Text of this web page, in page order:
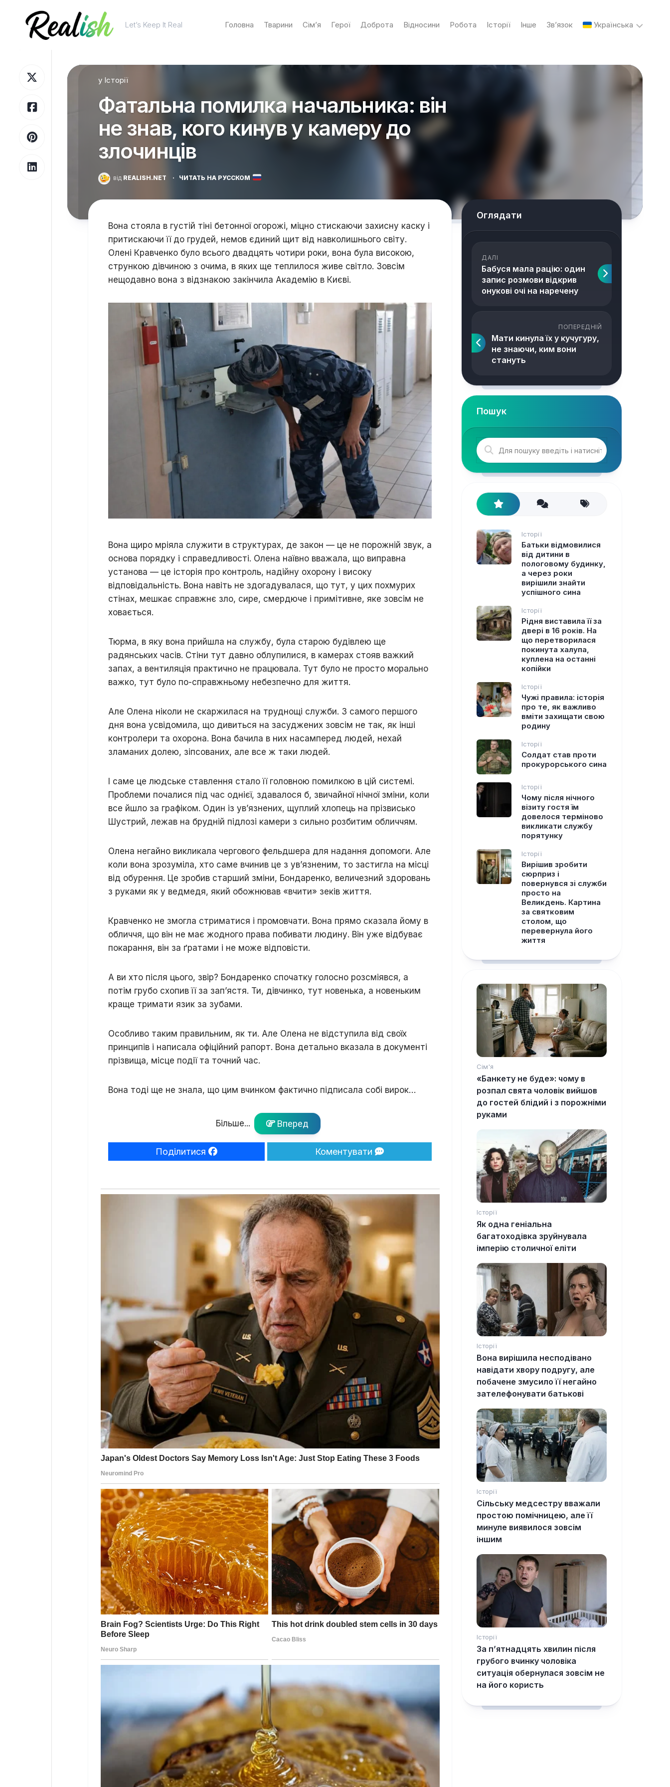
Let’s Keep It Real Головна Тварини Сім’я Герої Доброта Відносини Робота Історії Інше Зв’язок Українська
English
у Історії
Фатальна помилка начальника: він
не знав, кого кинув у камеру до
злочинців
від REALISH.NET · ЧИТАТЬ НА РУССКОМ
Вона стояла в густій тіні бетонної огорожі, міцно стискаючи захисну каску і
притискаючи її до грудей, немов єдиний щит від навколишнього світу.
Олені Кравченко було всього двадцять чотири роки, вона була високою,
стрункою дівчиною з очима, в яких ще теплилося живе світло. Зовсім
нещодавно вона з відзнакою закінчила Академію в Києві.
Вона щиро мріяла служити в структурах, де закон — це не порожній звук, а
основа порядку і справедливості. Олена наївно вважала, що виправна
установа — це історія про контроль, надійну охорону і високу
відповідальність. Вона навіть не здогадувалася, що тут, у цих похмурих
стінах, мешкає справжнє зло, сире, смердюче і примітивне, яке зовсім не
ховається.
Тюрма, в яку вона прийшла на службу, була старою будівлею ще
радянських часів. Стіни тут давно облупилися, в камерах стояв важкий
запах, а вентиляція практично не працювала. Тут було не просто морально
важко, тут було по-справжньому небезпечно для життя.
Але Олена ніколи не скаржилася на труднощі служби. З самого першого
дня вона усвідомила, що дивиться на засуджених зовсім не так, як інші
контролери та охорона. Вона бачила в них насамперед людей, нехай
зламаних долею, зіпсованих, але все ж таки людей.
І саме це людське ставлення стало її головною помилкою в цій системі.
Проблеми почалися під час однієї, здавалося б, звичайної нічної зміни, коли
все йшло за графіком. Один із ув’язнених, щуплий хлопець на прізвисько
Шустрий, лежав на брудній підлозі камери з сильно розбитим обличчям.
Олена негайно викликала чергового фельдшера для надання допомоги. Але
коли вона зрозуміла, хто саме вчинив це з ув’язненим, то застигла на місці
від обурення. Це зробив старший зміни, Бондаренко, величезний здоровань
з руками як у ведмедя, який обожнював «вчити» зеків життя.
Кравченко не змогла стриматися і промовчати. Вона прямо сказала йому в
обличчя, що він не має жодного права побивати людину. Він уже відбуває
покарання, він за ґратами і не може відповісти.
А ви хто після цього, звір? Бондаренко спочатку голосно розсміявся, а
потім грубо схопив її за зап’ястя. Ти, дівчинко, тут новенька, а новеньким
краще тримати язик за зубами.
Особливо таким правильним, як ти. Але Олена не відступила від своїх
принципів і написала офіційний рапорт. Вона детально вказала в документі
прізвища, місце події та точний час.
Вона тоді ще не знала, що цим вчинком фактично підписала собі вирок…
Більше... Вперед
Поділитися Коментувати
Оглядати
ДАЛІ
Бабуся мала рацію: один
запис розмови відкрив
онукові очі на наречену
ПОПЕРЕДНІЙ
Мати кинула їх у кучугуру,
не знаючи, ким вони
стануть
Пошук
Історії
Батьки відмовилися
від дитини в
пологовому будинку,
а через роки
вирішили знайти
успішного сина
Історії
Рідня виставила її за
двері в 16 років. На
що перетворилася
покинута халупа,
куплена на останні
копійки
Історії
Чужі правила: історія
про те, як важливо
вміти захищати свою
родину
Історії
Солдат став проти
прокурорського сина
Історії
Чому після нічного
візиту гостя їм
довелося терміново
викликати службу
порятунку
Історії
Вирішив зробити
сюрприз і
повернувся зі служби
просто на
Великдень. Картина
за святковим
столом, що
перевернула його
життя
Сім'я
«Банкету не буде»: чому в
розпал свята чоловік вийшов
до гостей блідий і з порожніми
руками
Історії
Як одна геніальна
багатоходівка зруйнувала
імперію столичної еліти
Історії
Вона вирішила несподівано
навідати хвору подругу, але
побачене змусило її негайно
зателефонувати батькові
Історії
Сільську медсестру вважали
простою помічницею, але її
минуле виявилося зовсім
іншим
Історії
За п’ятнадцять хвилин після
грубого вчинку чоловіка
ситуація обернулася зовсім не
на його користь